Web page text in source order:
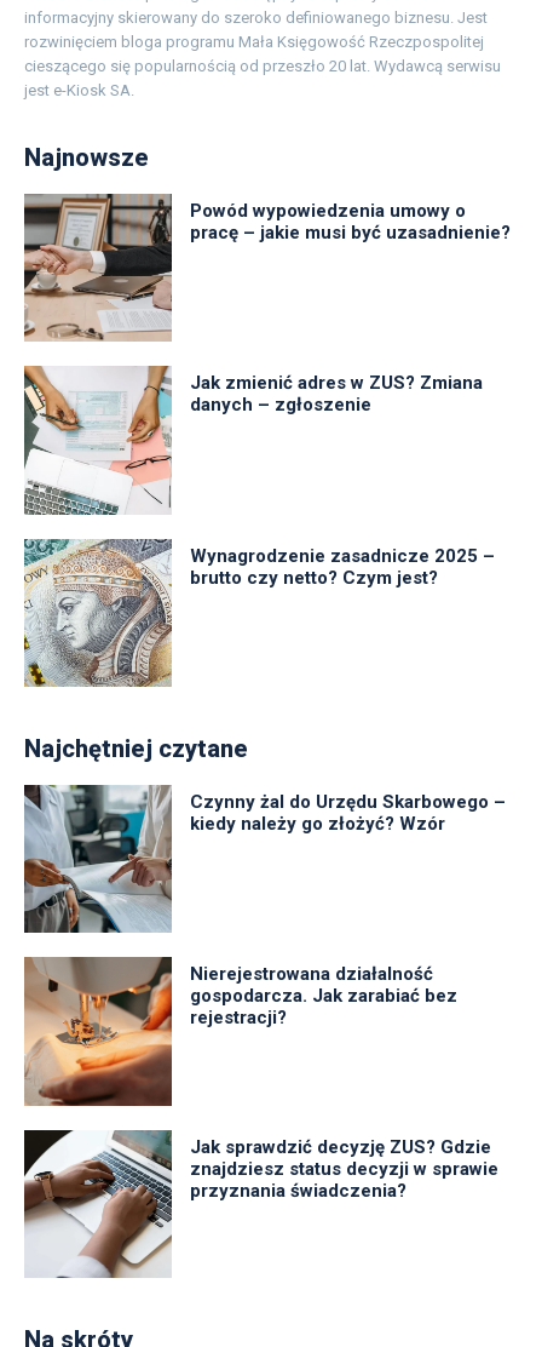
informacyjny skierowany do szeroko definiowanego biznesu. Jest
rozwinięciem bloga programu Mała Księgowość Rzeczpospolitej
cieszącego się popularnością od przeszło 20 lat. Wydawcą serwisu
jest e-Kiosk SA.
Najnowsze
Powód wypowiedzenia umowy o
pracę – jakie musi być uzasadnienie?
Jak zmienić adres w ZUS? Zmiana
danych – zgłoszenie
Wynagrodzenie zasadnicze 2025 –
brutto czy netto? Czym jest?
Najchętniej czytane
Czynny żal do Urzędu Skarbowego –
kiedy należy go złożyć? Wzór
Nierejestrowana działalność
gospodarcza. Jak zarabiać bez
rejestracji?
Jak sprawdzić decyzję ZUS? Gdzie
znajdziesz status decyzji w sprawie
przyznania świadczenia?
Na skróty